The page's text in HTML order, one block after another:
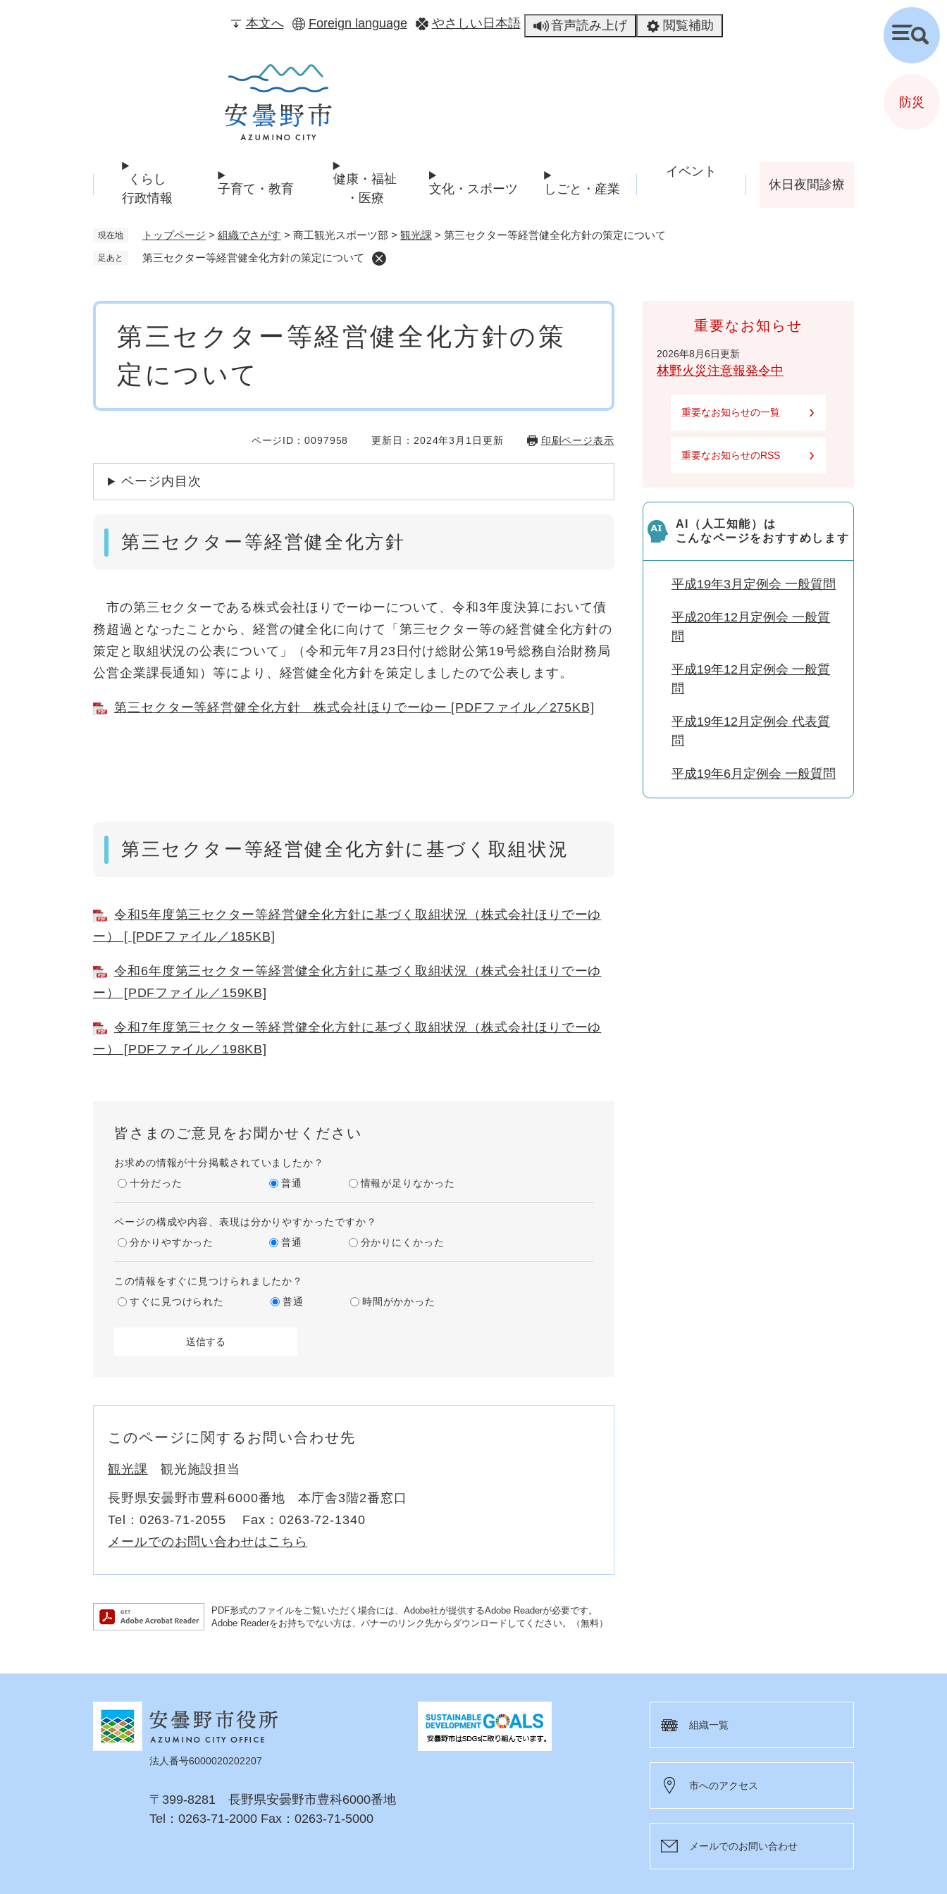
本文へ Foreign language やさしい日本語 音声読み上げ 閲覧補助
くらし
行政情報
子育て・教育
健康・福祉
・医療
文化・スポーツ しごと・産業
イベント
休日夜間診療
現在地 トップページ > 組織でさがす > 商工観光スポーツ部 > 観光課 > 第三セクター等経営健全化方針の策定について
足あと 第三セクター等経営健全化方針の策定について
第三セクター等経営健全化方針の策
定について
ページID：0097958 更新日：2024年3月1日更新 印刷ページ表示
ページ内目次
第三セクター等経営健全化方針
市の第三セクターである株式会社ほりでーゆーについて、令和3年度決算において債
務超過となったことから、経営の健全化に向けて「第三セクター等の経営健全化方針の
策定と取組状況の公表について」（令和元年7月23日付け総財公第19号総務自治財務局
公営企業課長通知）等により、経営健全化方針を策定しましたので公表します。
第三セクター等経営健全化方針 株式会社ほりでーゆー [PDFファイル／275KB]
第三セクター等経営健全化方針に基づく取組状況
令和5年度第三セクター等経営健全化方針に基づく取組状況（株式会社ほりでーゆ
ー） [ [PDFファイル／185KB]
令和6年度第三セクター等経営健全化方針に基づく取組状況（株式会社ほりでーゆ
ー） [PDFファイル／159KB]
令和7年度第三セクター等経営健全化方針に基づく取組状況（株式会社ほりでーゆ
ー） [PDFファイル／198KB]
皆さまのご意見をお聞かせください
お求めの情報が十分掲載されていましたか？
十分だった
普通 情報が足りなかった
ページの構成や内容、表現は分かりやすかったですか？
分かりやすかった
普通 分かりにくかった
この情報をすぐに見つけられましたか？
すぐに見つけられた
普通 時間がかかった
このページに関するお問い合わせ先
観光課 観光施設担当
長野県安曇野市豊科6000番地 本庁舎3階2番窓口
Tel：0263-71-2055
Fax：0263-72-1340
メールでのお問い合わせはこちら
PDF形式のファイルをご覧いただく場合には、Adobe社が提供するAdobe Readerが必要です。
Adobe Readerをお持ちでない方は、バナーのリンク先からダウンロードしてください。（無料）
重要なお知らせ
2026年8月6日更新
林野火災注意報発令中
重要なお知らせの一覧
重要なお知らせのRSS
AI（人工知能）は
こんなページをおすすめします
平成19年3月定例会 一般質問
平成20年12月定例会 一般質
問
平成19年12月定例会 一般質
問
平成19年12月定例会 代表質
問
平成19年6月定例会 一般質問
検
索
防災
法人番号6000020202207
〒399-8281 長野県安曇野市豊科6000番地
Tel：0263-71-2000 Fax：0263-71-5000
組織一覧
市へのアクセス
メールでのお問い合わせ